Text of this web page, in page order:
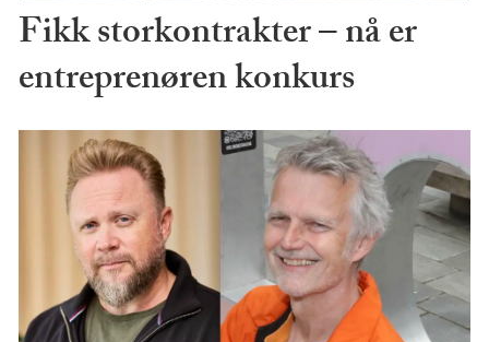
Fikk storkontrakter – nå er
entreprenøren konkurs